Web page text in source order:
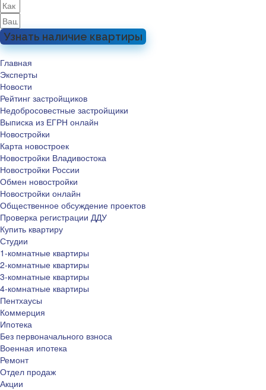
Узнать наличие квартиры
Главная
Эксперты
Новости
Рейтинг застройщиков
Недобросовестные застройщики
Выписка из ЕГРН онлайн
Новостройки
Карта новостроек
Новостройки Владивостока
Новостройки России
Обмен новостройки
Новостройки онлайн
Общественное обсуждение проектов
Проверка регистрации ДДУ
Купить квартиру
Студии
1-комнатные квартиры
2-комнатные квартиры
3-комнатные квартиры
4-комнатные квартиры
Пентхаусы
Коммерция
Ипотека
Без первоначального взноса
Военная ипотека
Ремонт
Отдел продаж
Акции